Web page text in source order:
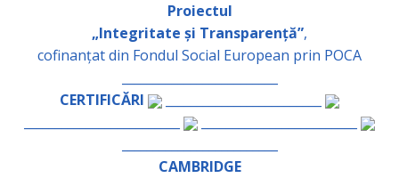
Proiectul
„Integritate și Transparență”,
cofinanțat din Fondul Social European prin POCA
CERTIFICĂRI
CAMBRIDGE